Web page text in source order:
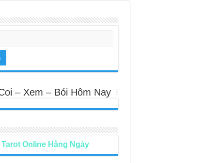
– Xem – Bói Hôm Nay
Tarot Online Hằng Ngày